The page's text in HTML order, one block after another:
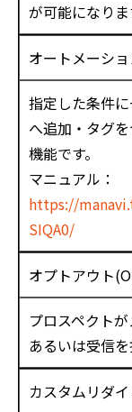
が可能になりま
オートメーシ
指定した条件
へ追加・タグ
機能です。
マニュアル：
https://
SIQA0/
オプトアウト
プロスペクト
あるいは受信
カスタムリダ